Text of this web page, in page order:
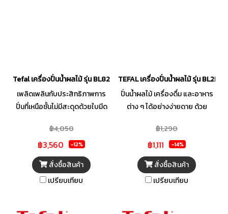
Tefal เครื่องปั่นน้ำผลไม้ รุ่น BL82AD31 2ลิตร
เพลิดเพลินกับประสิทธิภาพการ
ปั่นที่เหนือชั้นไม่มีสะดุดด้วยใบมีด
ทนทาน ใช้เทคโนโลยี พาวเวลลิค
ไลฟ์ (PowerLix Life) ที่สามารถ
ปั่นส่วนผสมได้อย่างละเอียด
เนียนเป็นเนื้อเดียวกัน ด้วย
เทคโนโลยีการปั่นแบบหมุนวนเป็น
ได้เนื้อสัมผัสของการปั่นที่ละเอียด
฿4,050
฿3,560 -12%
สั่งซื้อสินค้า
เปรียบเทียบ
TEFAL เครื่องปั่นน้ำผลไม้ รุ่น BL2B11
ปั่นน้ำผลไม้ เครื่องดื่ม และอาหาร
ต่าง ๆ ได้อย่างง่ายดาย ด้วย
TEFAL สามารถปั่นส่วนผสมได้ทั้ง
แบบน้ำและแบบแห้งได้ทุกความ
ต้องการ ปรับระดับความเร็วได้ 1
จังหวะ และฟังก์ชันปั่นเป็นจังหวะ
ควบคุมการปั่นได้อย่างสมบูรณ์
แข็ง ที่จะเปลี่ยนน้ำแข็งให้กลายเป็น
฿1,290
฿1,111 -14%
สั่งซื้อสินค้า
เปรียบเทียบ